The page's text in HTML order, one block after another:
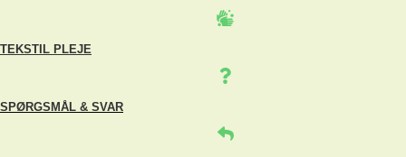
TEKSTIL PLEJE
SPØRGSMÅL & SVAR